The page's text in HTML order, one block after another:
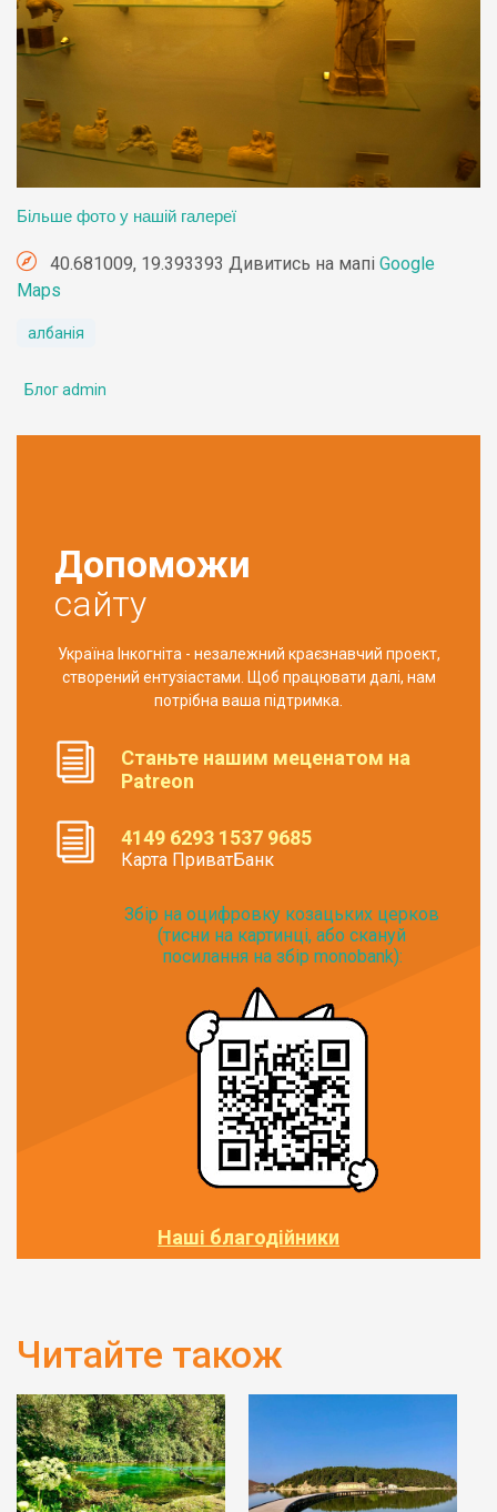
Більше фото у нашій галереї
40.681009, 19.393393 Дивитись на мапі Google
Maps
албанія
Блог admin
Допоможи
сайту
Україна Інкогніта - незалежний краєзнавчий проект,
створений ентузіастами. Щоб працювати далі, нам
потрібна ваша підтримка.
Станьте нашим меценатом на
Patreon
4149 6293 1537 9685
Карта ПриватБанк
Збір на оцифровку козацьких церков
(тисни на картинці, або скануй
посилання на збір monobank):
Наші благодійники
Читайте також